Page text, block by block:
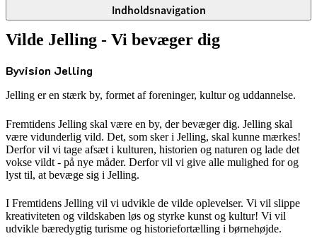
Indholdsnavigation
Vilde Jelling - Vi bevæger dig
Byvision Jelling
Jelling er en stærk by, formet af foreninger, kultur og uddannelse.
Fremtidens Jelling skal være en by, der bevæger dig. Jelling skal
være vidunderlig vild. Det, som sker i Jelling, skal kunne mærkes!
Derfor vil vi tage afsæt i kulturen, historien og naturen og lade det
vokse vildt - på nye måder. Derfor vil vi give alle mulighed for og
lyst til, at bevæge sig i Jelling.
I Fremtidens Jelling vil vi udvikle de vilde oplevelser. Vi vil slippe
kreativiteten og vildskaben løs og styrke kunst og kultur! Vi vil
udvikle bæredygtig turisme og historiefortælling i børnehøjde.